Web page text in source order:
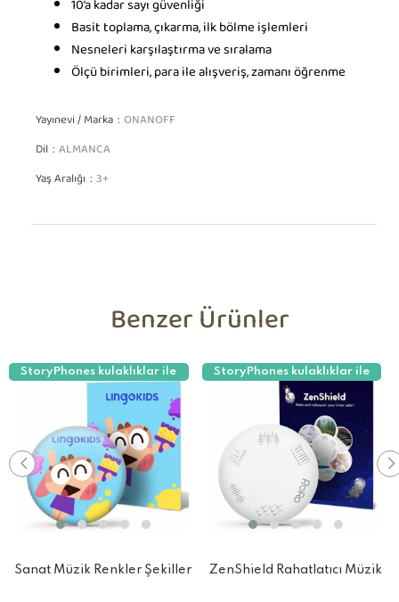
10’a kadar sayı güvenliği
Basit toplama, çıkarma, ilk bölme işlemleri
Nesneleri karşılaştırma ve sıralama
Ölçü birimleri, para ile alışveriş, zamanı öğrenme
Yayınevi / Marka ONANOFF
Dil ALMANCA
Yaş Aralığı 3+
Benzer Ürünler
StoryPhones kulaklıklar ile
Sanat Müzik Renkler Şekiller
StoryPhones kulaklıklar ile
uyumludur!
ZenShield Rahatlatıcı Müzik